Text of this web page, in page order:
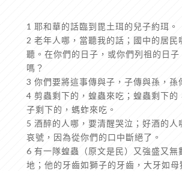
1 耶和華的話臨到毘土珥的兒子約珥。
2 老年人哪，當聽我的話；國中的居民
聽。在你們的日子，或你們列祖的日
嗎？
3 你們要將這事傳與子，子傳與孫，孫
4 剪蟲剩下的，蝗蟲來吃；蝗蟲剩下的
子剩下的，螞蚱來吃。
5 酒醉的人哪，要清醒哭泣；好酒的人
哀號，因為從你們的口中斷絕了。
6 有一隊蝗蟲（原文是民）又強盛又無
地；他的牙齒如獅子的牙齒，大牙如母